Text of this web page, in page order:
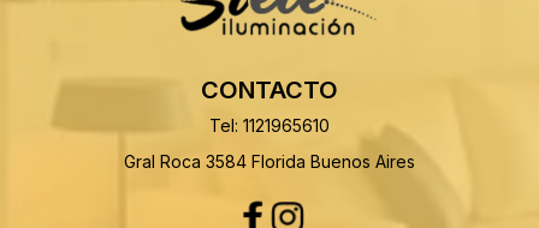
CONTACTO
Tel: 1121965610
Gral Roca 3584 Florida Buenos Aires